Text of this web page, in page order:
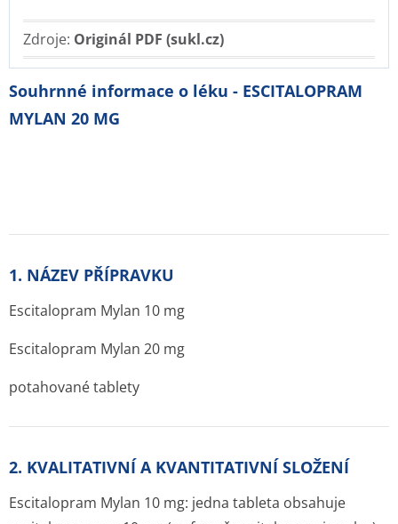
Zdroje: Originál PDF (sukl.cz)
Souhrnné informace o léku - ESCITALOPRAM
MYLAN 20 MG
1. NÁZEV PŘÍPRAVKU
Escitalopram Mylan 10 mg
Escitalopram Mylan 20 mg
potahované tablety
2. KVALITATIVNÍ A KVANTITATIVNÍ SLOŽENÍ
Escitalopram Mylan 10 mg: jedna tableta obsahuje